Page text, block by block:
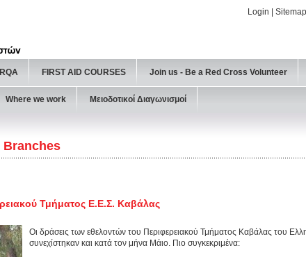
Login Sitemap
FIRST AID COURSES Join us - Be a Red Cross Volunteer
Where we work Μειοδοτικοί Διαγωνισμοί
Branches
Τμήματος Ε.Ε.Σ. Καβάλας
Οι δράσεις των εθελοντών του Περιφερειακού Τμήματος Καβάλας του
συνεχίστηκαν και κατά τον μήνα Μάιο. Πιο συγκεκριμένα: